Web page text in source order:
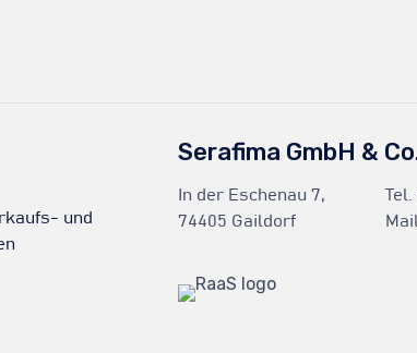
und
Serafima GmbH &
In der Eschenau 7,
74405 Gaildorf
Tel.